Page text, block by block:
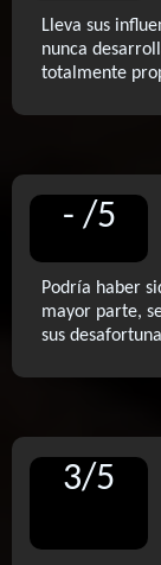
Lleva sus
nunca
totalmente
- /5
Podría haber
mayor parte,
sus
3/5